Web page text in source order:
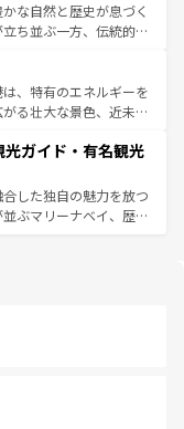
物も、独特の雰囲気を
の豊かさとおいしさで
ムコーヒーなどは、ぜ
れてもあたたかい人々
と忘れられない旅にな
な自然と歴史が息づく
ち並ぶ一方、伝統的な
ェンマイなどの山岳地
ケットやクラビの美し
とができる。タイ料理
季節にも異なる楽しみ
人々、仏教を中心とし
訪れる旅人を魅了し続
ンテンツ一覧を参照して
、特有のエネルギーを
る壮大な景色、近未来
観光スポットが密集し
のも魅力。息をのむよ
港を存分に楽しみ尽く
ンテンツ一覧を参照して
ガイド・有名観光
した独自の魅力を放つ
ぶマリーナベイ、歴史
める外せないスポット